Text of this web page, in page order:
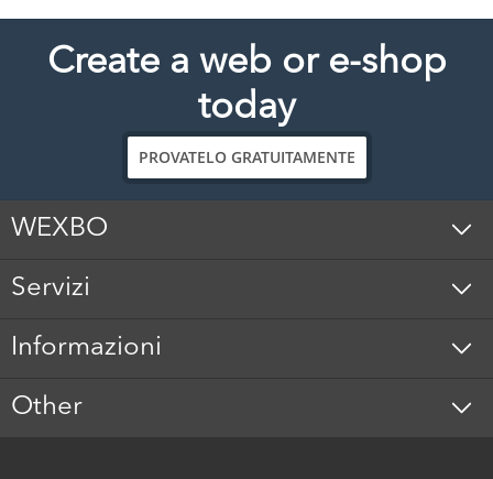
Create a web or e-shop
today
PROVATELO GRATUITAMENTE
WEXBO
Servizi
Informazioni
Other